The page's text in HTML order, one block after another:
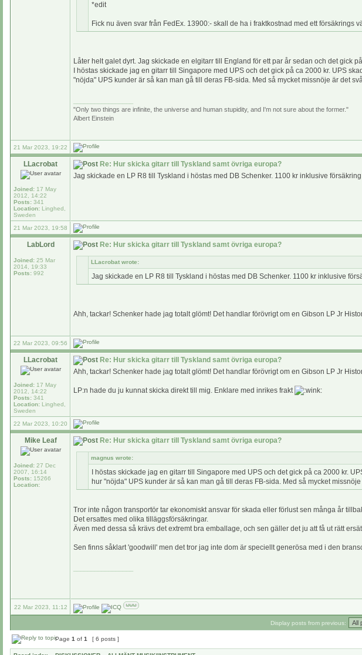
*edit
Fick nu även svar från FedEx. 13900:- skall de ha i fraktkostnad med ett försäkrings
Låter helt galet dyrt. Jag skickade en elgitarr till England för ett par år sedan och det gick
I höstas skickade jag en gitarr till Singapore med UPS och det gick på ca 2000 kr. UPS
"nöjda" UPS kunder är så kan man gå till deras FB-sida. Med så mycket missnöje är det
"Only two things are infinite, the universe and human stupidity, and I'm not sure about the former."
Albert Einstein
21 Mar 2023, 19:22
LLacrobat
Joined: 17 May
2012, 14:22
Posts: 341
Location: Linghed,
Sweden
Re: Hur skicka gitarr till Tyskland samt övriga europa?
Jag skickade en LP R8 till Tyskland i höstas med DB Schenker. 1100 kr inklusive
21 Mar 2023, 19:58
LabLord
Joined: 25 Mar
2014, 19:33
Posts: 992
Re: Hur skicka gitarr till Tyskland samt övriga europa?
LLacrobat wrote:
Jag skickade en LP R8 till Tyskland i höstas med DB Schenker. 1100 kr inklusive
Ahh, tackar! Schenker hade jag totalt glömt! Det handlar förövrigt om en Gibson LP Jr
22 Mar 2023, 09:56
LLacrobat
Joined: 17 May
2012, 14:22
Posts: 341
Location: Linghed,
Sweden
Re: Hur skicka gitarr till Tyskland samt övriga europa?
Ahh, tackar! Schenker hade jag totalt glömt! Det handlar förövrigt om en Gibson LP Jr
LP:n hade du ju kunnat skicka direkt till mig. Enklare med inrikes frakt
22 Mar 2023, 10:20
Mike Leaf
Joined: 27 Dec
2007, 16:14
Posts: 15266
Location:
Re: Hur skicka gitarr till Tyskland samt övriga europa?
magnus wrote:
I höstas skickade jag en gitarr till Singapore med UPS och det gick på ca 2000 kr.
hur "nöjda" UPS kunder är så kan man gå till deras FB-sida. Med så mycket
Tror inte någon transportör tar ekonomiskt ansvar för skada eller förlust sen många år
Det ersattes med olika tilläggsförsäkringar.
Även med dessa så krävs det extremt bra emballage, och sen gäller det ju att få ut rätt
Sen finns såklart 'goodwill' men det tror jag inte dom är speciellt generösa med i den
22 Mar 2023, 11:12
Display posts from previous:
Page 1 of 1 [ 6 posts ]